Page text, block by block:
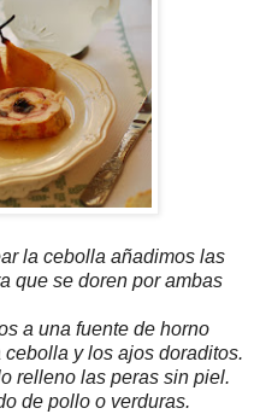
la cebolla añadimos las
que se doren por ambas
a una fuente de horno
y los ajos doraditos.
relleno las peras sin piel.
de pollo o verduras.